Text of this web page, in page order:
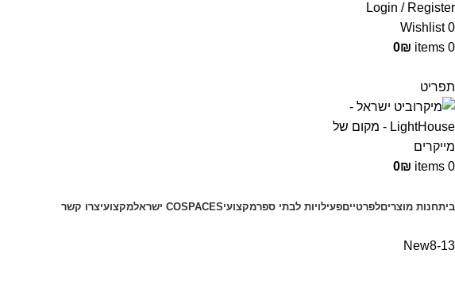
Login / Register
0
Wishlist
0
items
0₪
תפריט
0
items
0₪
ביתחנות מוצריםלפרטייםפעילויות לבתי ספרמקצועיCOSPACES ישראל מקצועיצרו קשר
New8-13